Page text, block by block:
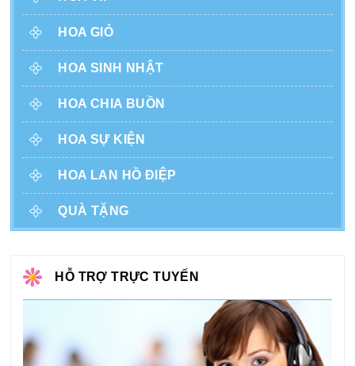
HOA GIỎ
HOA SINH NHẬT
HOA CHIA BUỒN
HOA SỰ KIỆN
HOA LAN HỒ ĐIỆP
QUÀ TẶNG
HỖ TRỢ TRỰC TUYẾN